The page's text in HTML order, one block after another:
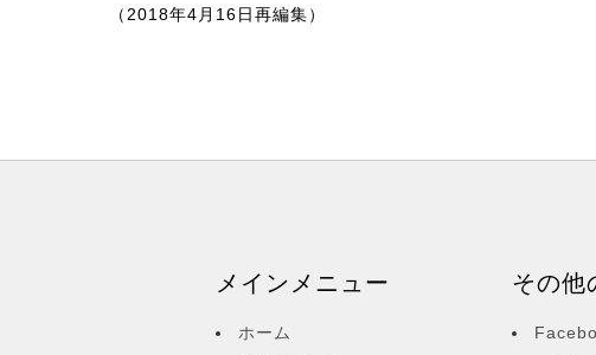
（2018年4月16日再編集）
メインメニュー
ホーム
その他